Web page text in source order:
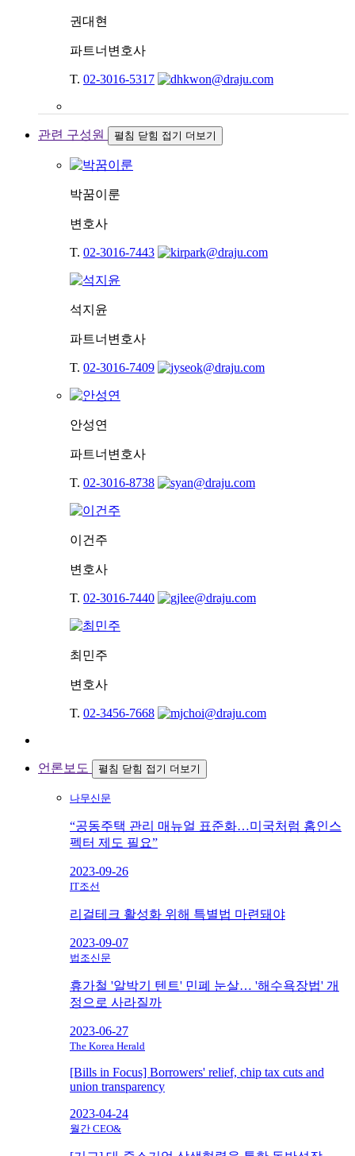
권대현
파트너변호사
T. 02-3016-5317
관련 구성원 펼침 닫힘 접기 더보기
박꿈이룬
변호사
T. 02-3016-7443
석지윤
파트너변호사
T. 02-3016-7409
안성연
파트너변호사
T. 02-3016-8738
이건주
변호사
T. 02-3016-7440
최민주
변호사
T. 02-3456-7668
언론보도 펼침 닫힘 접기 더보기
나무신문
“공동주택 관리 매뉴얼 표준화…미국처럼 홈인스
펙터 제도 필요”
2023-09-26
IT조선
리걸테크 활성화 위해 특별법 마련돼야
2023-09-07
법조신문
휴가철 '알박기 텐트' 민폐 눈살… '해수욕장법' 개
정으로 사라질까
2023-06-27
The Korea Herald
[Bills in Focus] Borrowers' relief, chip tax cuts and
union transparency
2023-04-24
월간 CEO&